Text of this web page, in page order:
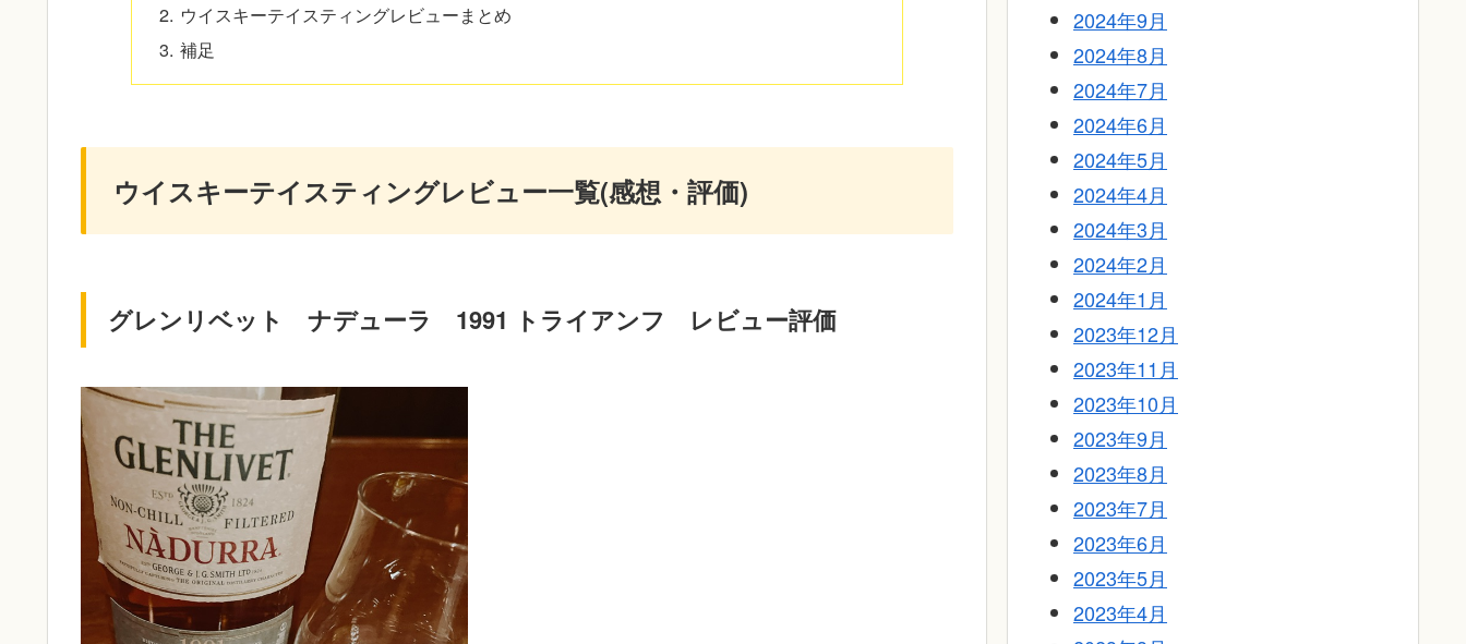
ウイスキーテイスティングレビューまとめ
補足
ウイスキーテイスティングレビュー一覧(感想・評価)
グレンリベット ナデューラ 1991 トライアンフ レビュー評価
2024年9月
2024年8月
2024年7月
2024年6月
2024年5月
2024年4月
2024年3月
2024年2月
2024年1月
2023年12月
2023年11月
2023年10月
2023年9月
2023年8月
2023年7月
2023年6月
2023年5月
2023年4月